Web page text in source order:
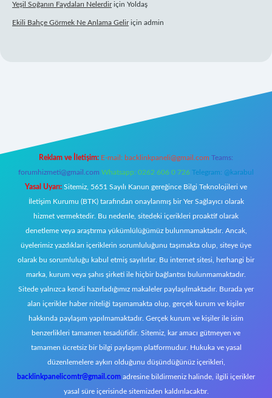
Yeşil Soğanın Faydaları Nelerdiriçin Yoldaş
Ekili Bahçe Görmek Ne Anlama Geliriçin admin
Reklam ve İletişim: E-mail: backlinkpaneli@gmail.com Teams:
forumhizmeti@gmail.com Whatsapp: 0262 606 0 726 Telegram: @karabul
Yasal Uyarı: Sitemiz, 5651 Sayılı Kanun gereğince Bilgi Teknolojileri ve
İletişim Kurumu (BTK) tarafından onaylanmış bir Yer Sağlayıcı olarak
hizmet vermektedir. Bu nedenle, sitedeki içerikleri proaktif olarak
denetleme veya araştırma yükümlülüğümüz bulunmamaktadır. Ancak,
üyelerimiz yazdıkları içeriklerin sorumluluğunu taşımakta olup, siteye üye
olarak bu sorumluluğu kabul etmiş sayılırlar. Bu internet sitesi, herhangi bir
marka, kurum veya şahıs şirketi ile hiçbir bağlantısı bulunmamaktadır.
Sitede yalnızca kendi hazırladığımız makaleler paylaşılmaktadır. Burada yer
alan içerikler haber niteliği taşımamakta olup, gerçek kurum ve kişiler
hakkında paylaşım yapılmamaktadır. Gerçek kurum ve kişiler ile isim
benzerlikleri tamamen tesadüfidir. Sitemiz, kar amacı gütmeyen ve
tamamen ücretsiz bir bilgi paylaşım platformudur. Hukuka ve yasal
düzenlemelere aykırı olduğunu düşündüğünüz içerikleri,
backlinkpanelicomtr@gmail.com adresine bildirmeniz halinde, ilgili içerikler
yasal süre içerisinde sitemizden kaldırılacaktır.